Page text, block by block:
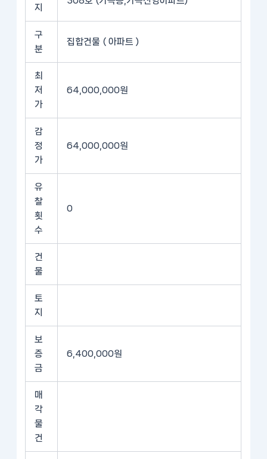
지
구
분
집합건물 ( 아파트 )
최
저
가
64,000,000원
감
정
가
64,000,000원
유
찰
횟
수
0
건
물
토
지
보
증
금
6,400,000원
매
각
물
건